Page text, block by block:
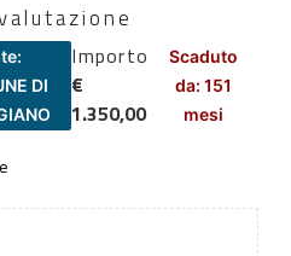
DI
Importo
€
1.350,00
Scaduto
da: 151
mesi